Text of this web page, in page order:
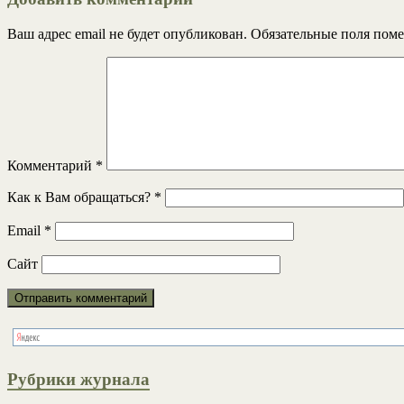
Ваш адрес email не будет опубликован. Обязательные поля
Комментарий *
Как к Вам обращаться? *
Email *
Сайт
Рубрики журнала